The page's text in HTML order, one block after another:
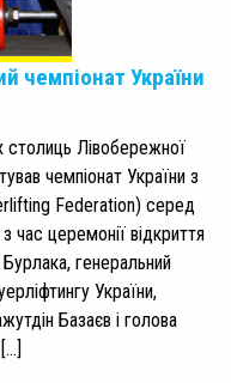
чемпіонат України
столиць Лівобережної
чемпіонат України з
Federation) серед
час церемонії відкриття
генеральний
України,
Базаєв і голова